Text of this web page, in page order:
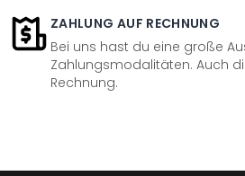
ZAHLUNG AUF RECHNUNG
Bei uns hast du eine große
Zahlungsmodalitäten. Auch
Rechnung.